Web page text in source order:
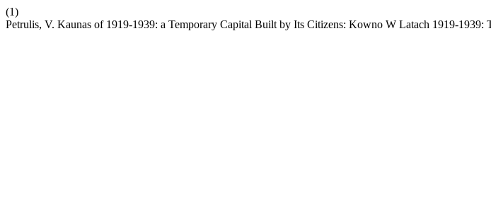
(1)
Petrulis, V. Kaunas of 1919-1939: a Temporary Capital Built by Its Citizens: Kowno W Latach 1919-1939: